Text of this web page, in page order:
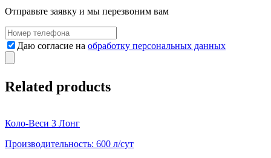
Отправьте заявку и мы перезвоним вам
Даю согласие на обработку персональных данных
Related products
Коло-Веси 3 Лонг
Производительность: 600 л/сут